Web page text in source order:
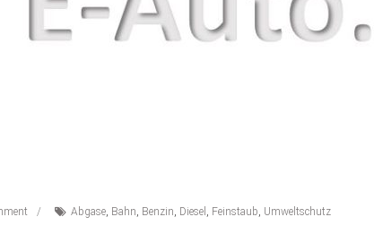
Abgase, Bahn, Benzin, Diesel , Feinstaub, Umweltschutz